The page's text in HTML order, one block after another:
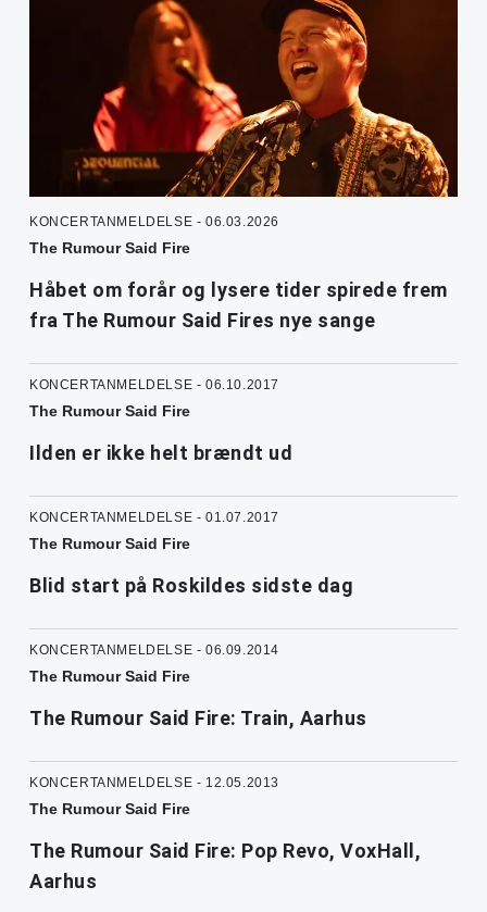
KONCERTANMELDELSE - 06.03.2026
The Rumour Said Fire
Håbet om forår og lysere tider spirede frem
fra The Rumour Said Fires nye sange
KONCERTANMELDELSE - 06.10.2017
The Rumour Said Fire
Ilden er ikke helt brændt ud
KONCERTANMELDELSE - 01.07.2017
The Rumour Said Fire
Blid start på Roskildes sidste dag
KONCERTANMELDELSE - 06.09.2014
The Rumour Said Fire
The Rumour Said Fire: Train, Aarhus
KONCERTANMELDELSE - 12.05.2013
The Rumour Said Fire
The Rumour Said Fire: Pop Revo, VoxHall,
Aarhus